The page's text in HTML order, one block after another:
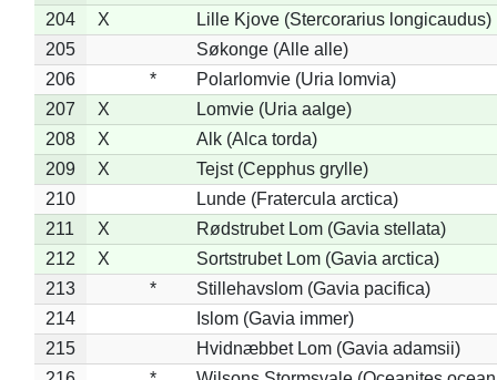
204
X
Lille Kjove (Stercorarius longicaudus)
205
Søkonge (Alle alle)
206
*
Polarlomvie (Uria lomvia)
207
X
Lomvie (Uria aalge)
208
X
Alk (Alca torda)
209
X
Tejst (Cepphus grylle)
210
Lunde (Fratercula arctica)
211
X
Rødstrubet Lom (Gavia stellata)
212
X
Sortstrubet Lom (Gavia arctica)
213
*
Stillehavslom (Gavia pacifica)
214
Islom (Gavia immer)
215
Hvidnæbbet Lom (Gavia adamsii)